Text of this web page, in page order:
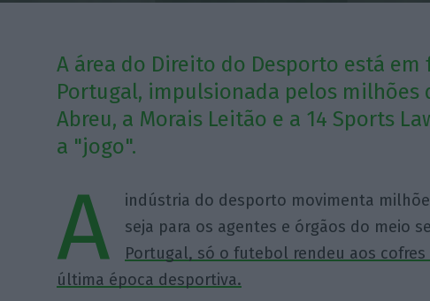
A área do Direito do Desporto está
Portugal, impulsionada pelos milhões
Abreu, a Morais Leitão e a 14 Sports
a "jogo".
A
indústria do desporto movimenta
seja para os agentes e órgãos do meio
Portugal, só o futebol rendeu aos
última época desportiva.